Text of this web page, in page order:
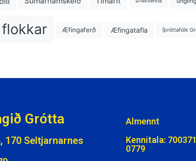
Æfingaferð Æfingatafla Íþróttafólk
Grótta
170 Seltjarnarnes
Almennt
Kennitala:
0779